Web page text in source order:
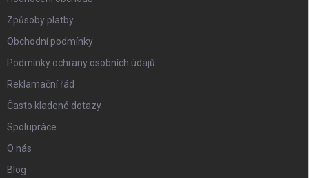
Způsoby platby
Obchodní podmínky
Podmínky ochrany osobních údajů
Reklamační řád
Často kladené dotazy
Spolupráce
O nás
Blog